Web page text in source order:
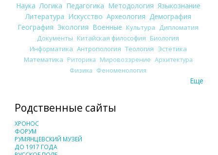
Наука Логика Педагогика Методология Языкознание
Литература Искусство Археология Демография
География Экология Военные Культура
Дипломатия
Документы Китайская философия Биология
Информатика Антропология Теология Эстетика
Математика Риторика Мировоззрение Архитектура
Физика Феноменология
Еще
Родственные сайты
ХРОНОС
ФОРУМ
РУМЯНЦЕВСКИЙ МУЗЕЙ
ДО 1917 ГОДА